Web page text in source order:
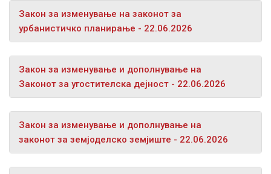
Закон за изменување на законот за
урбанистичко планирање - 22.06.2026
Закон за изменување и дополнување на
Законот за угостителска дејност - 22.06.2026
Закон за изменување и дополнување на
законот за земјоделско земјиште - 22.06.2026